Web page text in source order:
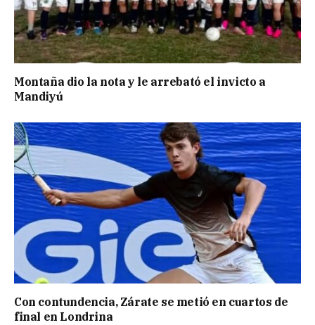
Montaña dio la nota y le arrebató el invicto a
Mandiyú
Con contundencia, Zárate se metió en cuartos de
final en Londrina